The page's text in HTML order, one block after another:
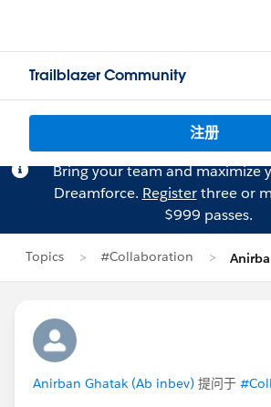
Trailblazer Community
注册
Bring your team and maximize
Dreamforce. Registerthree or
$999 passes.
Topics #Collaboration
Anirban Ghatak (Ab inbev) 提问于